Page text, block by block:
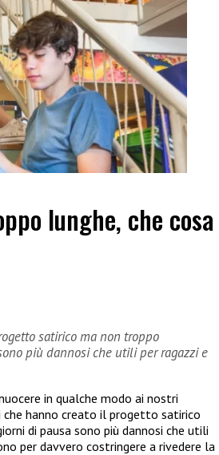
lunghe, che cosa
satirico ma non troppo
più dannosi che utili per ragazzi e
in qualche modo ai nostri
che hanno creato il progetto satirico
di pausa sono più dannosi che utili
per davvero costringere a rivedere la